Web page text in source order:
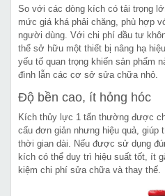
So với các dòng kích có tải trọng
mức giá khá phải chăng, phù hợp
người dùng. Với chi phí đầu tư
thể sở hữu một thiết bị nâng hạ
yếu tố quan trọng khiến sản phẩm
đình lẫn các cơ sở sửa chữa nhỏ.
Độ bền cao, ít hỏng hóc
Kích thủy lực 1 tấn thường được
cấu đơn giản nhưng hiệu quả, giúp
thời gian dài. Nếu được sử dụng
kích có thể duy trì hiệu suất tốt, ít
kiệm chi phí sửa chữa và thay thế.